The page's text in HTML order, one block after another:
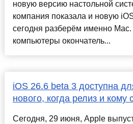
новую версию настольной
компания показала и новую
сегодня разберём именно Mac.
компьютеры окончатель...
iOS 26.6 beta 3 доступна
нового, когда релиз и кому
Сегодня, 29 июня, Apple